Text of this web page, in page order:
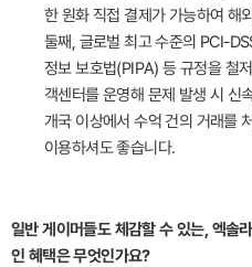
한 원화 직접 결제가 가능하여 해
둘째, 글로벌 최고 수준의 PCI-
정보 보호법(PIPA) 등 규정을 철
객센터를 운영해 문제 발생 시 신
개국 이상에서 수억 건의 거래를
이용하셔도 좋습니다.
일반 게이머들도 체감할 수 있는, 엑솔
인 혜택은 무엇인가요?